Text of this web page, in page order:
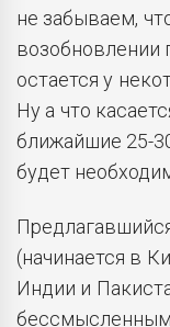
не забываем,
возобновлении
остается у
Ну а что
ближайшие 25-
будет
(начинается в
Индии и